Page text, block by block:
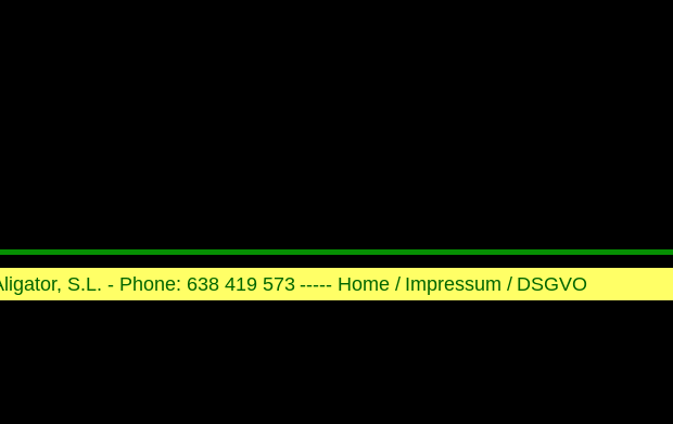
S.L. - Phone: 638 419 573----- Home / Impressum / DSGVO